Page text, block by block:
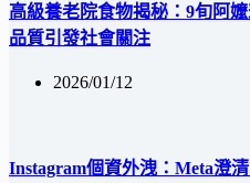
高級養老院食物揭秘：9旬阿
品質引發社會關注
2026/01/12
Instagram個資外洩：Meta澄